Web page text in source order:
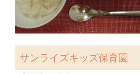
サンライズキッズ保育園